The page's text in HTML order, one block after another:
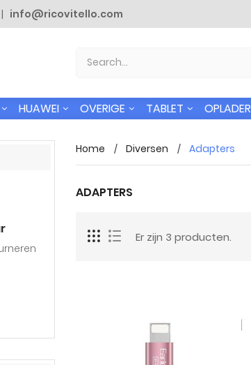
| info@ricovitello.com
HUAWEI OVERIGE TABLET OPLADER
Gratis verzending
Home Diversen Adapters
ADAPTERS
Er zijn 3 producten.